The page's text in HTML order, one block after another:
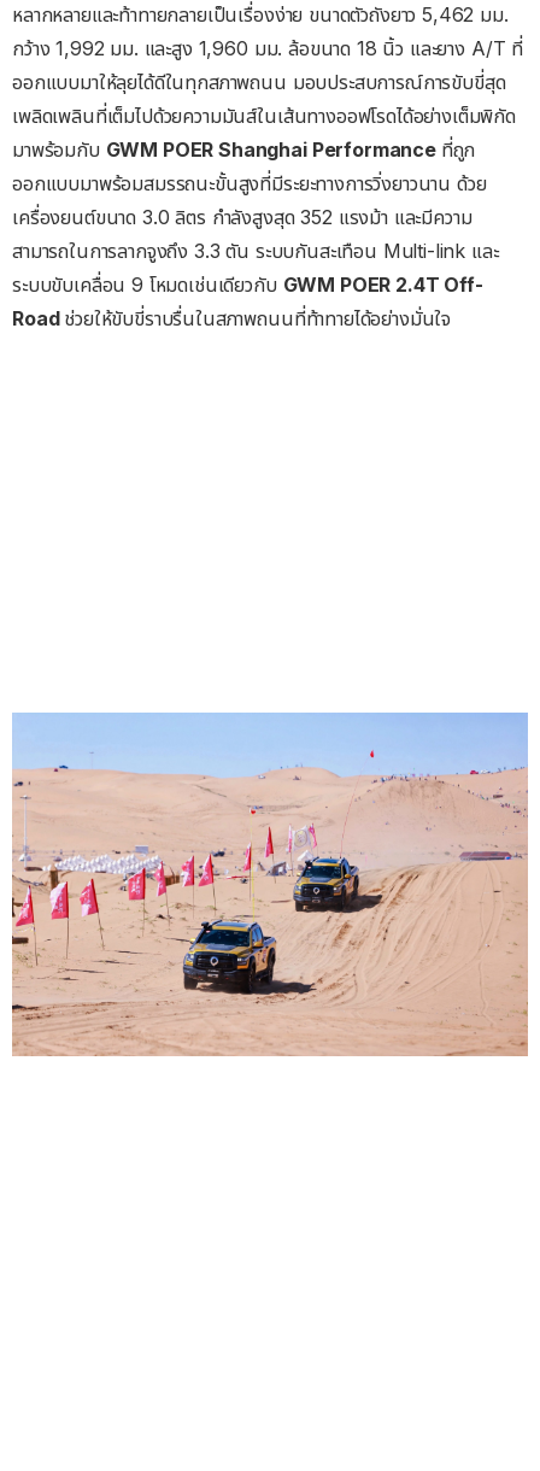
หลากหลายและท้าทายกลายเป็นเรื่องง่าย ขนาดตัวถังยาว 5,462 มม.
กว้าง 1,992 มม. และสูง 1,960 มม. ล้อขนาด 18 นิ้ว และยาง A/T ที่
ออกแบบมาให้ลุยได้ดีในทุกสภาพถนน มอบประสบการณ์การขับขี่สุด
เพลิดเพลินที่เต็มไปด้วยความมันส์ในเส้นทางออฟโรดได้อย่างเต็มพิกัด
มาพร้อมกับ GWM POER Shanghai Performance ที่ถูก
ออกแบบมาพร้อมสมรรถนะขั้นสูงที่มีระยะทางการวิ่งยาวนาน ด้วย
เครื่องยนต์ขนาด 3.0 ลิตร กำลังสูงสุด 352 แรงม้า และมีความ
สามารถในการลากจูงถึง 3.3 ตัน ระบบกันสะเทือน Multi-link และ
ระบบขับเคลื่อน 9 โหมดเช่นเดียวกับ GWM POER 2.4T Off-
Road ช่วยให้ขับขี่ราบรื่นในสภาพถนนที่ท้าทายได้อย่างมั่นใจ